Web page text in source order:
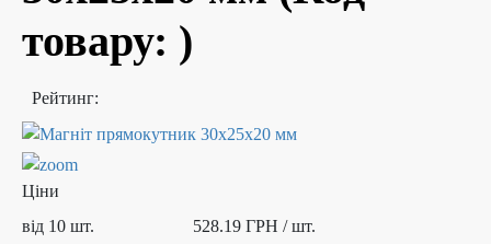
товару: )
Рейтинг:
Ціни
від 10 шт.
528.19 ГРН / шт.